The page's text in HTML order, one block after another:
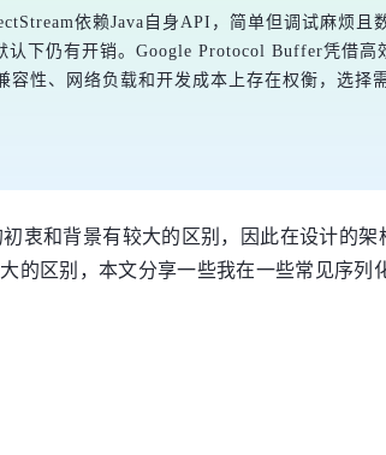
依赖Java自身API，简单但调试麻烦且
下仍有开销。Google Protocol Buffer凭借高
性、网络负载和开发成本上存在权衡，选择
衷和背景有较大的区别，因此在设计的
区别，本文分享一些我在一些常见序列